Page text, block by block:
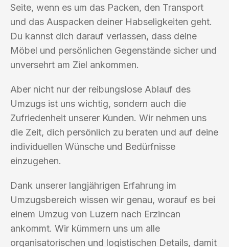
Seite, wenn es um das Packen, den Transport
und das Auspacken deiner Habseligkeiten geht.
Du kannst dich darauf verlassen, dass deine
Möbel und persönlichen Gegenstände sicher und
unversehrt am Ziel ankommen.
Aber nicht nur der reibungslose Ablauf des
Umzugs ist uns wichtig, sondern auch die
Zufriedenheit unserer Kunden. Wir nehmen uns
die Zeit, dich persönlich zu beraten und auf deine
individuellen Wünsche und Bedürfnisse
einzugehen.
Dank unserer langjährigen Erfahrung im
Umzugsbereich wissen wir genau, worauf es bei
einem Umzug von Luzern nach Erzincan
ankommt. Wir kümmern uns um alle
organisatorischen und logistischen Details, damit